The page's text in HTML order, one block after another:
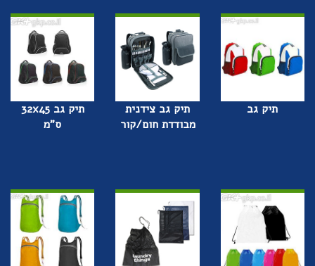
תיק גב
תיק גב צידנית
מבודדת חום/קור
תיק גב 32x45
ס"מ